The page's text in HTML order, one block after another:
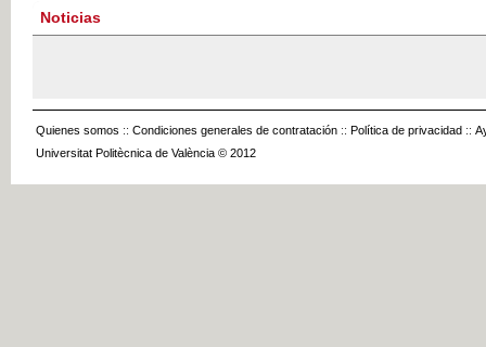
Noticias
Quienes somos :: Condiciones generales de contratación :: Política de privacidad ::
Universitat Politècnica de València © 2012